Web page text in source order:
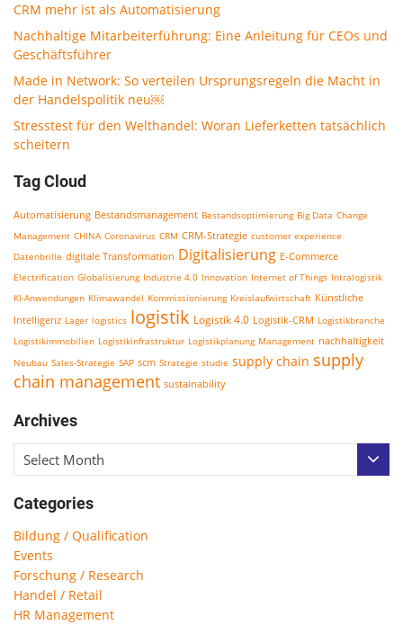
CRM mehr ist als Automatisierung
Nachhaltige Mitarbeiterführung: Eine Anleitung für CEOs und
Geschäftsführer
Made in Network: So verteilen Ursprungsregeln die Macht in
der Handelspolitik neu￼
Stresstest für den Welthandel: Woran Lieferketten tatsächlich
scheitern
Tag Cloud
Automatisierung Bestandsmanagement Bestandsoptimierung Big Data Change
Management CHINA Coronavirus CRM CRM-Strategie customer experience
Datenbrille digitale Transformation Digitalisierung E-Commerce
Electrification Globalisierung Industrie 4.0 Innovation Internet of Things Intralogistik
KI-Anwendungen Klimawandel Kommissionierung Kreislaufwirtschaft Künstliche
Intelligenz Lager logistics logistik Logistik 4.0 Logistik-CRM Logistikbranche
Logistikimmobilien Logistikinfrastruktur Logistikplanung Management nachhaltigkeit
Neubau Sales-Strategie SAP scm Strategie studie supply chain supply
chain management sustainability
Archives
Select Month
Categories
Bildung / Qualification
Events
Forschung / Research
Handel / Retail
HR Management